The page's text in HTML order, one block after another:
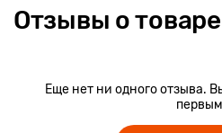
Отзывы о товаре
Еще нет ни одного отзыва.